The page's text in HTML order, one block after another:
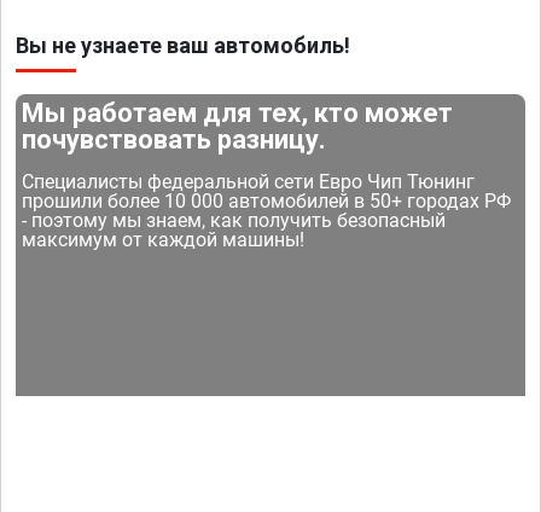
Вы не узнаете ваш автомобиль!
Мы работаем для тех, кто может
почувствовать разницу.
Специалисты федеральной сети Евро Чип Тюнинг
прошили более 10 000 автомобилей в 50+ городах РФ
- поэтому мы знаем, как получить безопасный
максимум от каждой машины!